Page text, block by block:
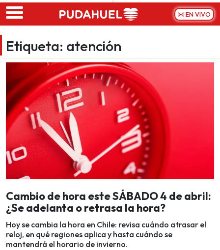
Skip to main content
EN VIVO
Etiqueta: atención
Cambio de hora este SÁBADO 4 de abril:
¿Se adelanta o retrasa la hora?
Hoy se cambia la hora en Chile: revisa cuándo atrasar el
reloj, en qué regiones aplica y hasta cuándo se
mantendrá el horario de invierno.